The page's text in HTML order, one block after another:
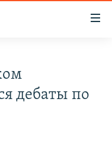
дебаты по